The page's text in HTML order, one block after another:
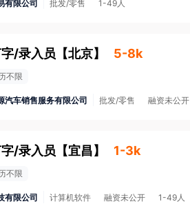
有限公司 批发/零售 1-49人
/录入员 【北京】 5-8k
不限
汽车销售服务有限公司 批发/零售 融资未公开
/录入员 【宜昌】 1-3k
不限
有限公司 计算机软件 融资未公开 1-49人